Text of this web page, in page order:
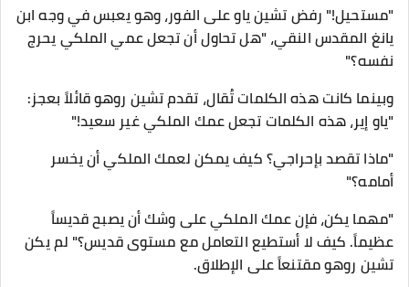
"مستحيل!" رفض تشين ياو على الفور، وهو يعبس في وجه ابن
يانغ المقدس النقي، "هل تحاول أن تجعل عمي الملكي يحرج
نفسه؟"
وبينما كانت هذه الكلمات تُقال، تقدم تشين روهو قائلاً بعجز:
"ياو إير، هذه الكلمات تجعل عمك الملكي غير سعيد!"
"ماذا تقصد بإحراجي؟ كيف يمكن لعمك الملكي أن يخسر
أمامه؟"
"مهما يكن، فإن عمك الملكي على وشك أن يصبح قديساً
عظيماً. كيف لا أستطيع التعامل مع مستوى قديس؟" لم يكن
تشين روهو مقتنعاً على الإطلاق.